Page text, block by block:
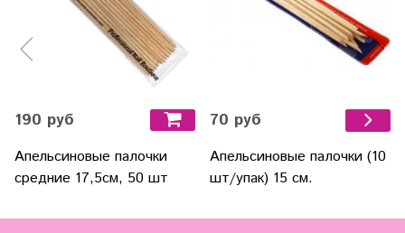
190 руб
Апельсиновые палочки
средние 17,5см, 50 шт
70 руб
Апельсиновые палочки (10
шт/упак) 15 см.